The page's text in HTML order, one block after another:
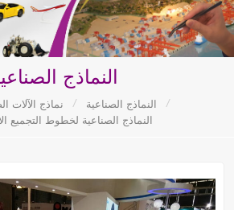
النماذج
نماذج الآلات / النماذج الصناعية
/
النماذج الصناعية لخطوط التجميع